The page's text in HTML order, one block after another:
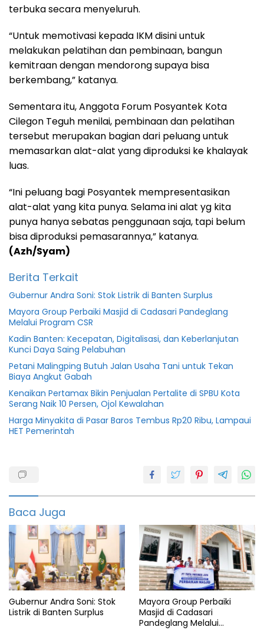
terbuka secara menyeluruh.
“Untuk memotivasi kepada IKM disini untuk
melakukan pelatihan dan pembinaan, bangun
kemitraan dengan mendorong supaya bisa
berkembang,” katanya.
Sementara itu, Anggota Forum Posyantek Kota
Cilegon Teguh menilai, pembinaan dan pelatihan
tersebut merupakan bagian dari peluang untuk
memasarkan alat-alat yang diproduksi ke khalayak
luas.
“Ini peluang bagi Posyantek mempresentasikan
alat-alat yang kita punya. Selama ini alat yg kita
punya hanya sebatas penggunaan saja, tapi belum
bisa diproduksi pemasarannya,” katanya.
(Azh/Syam)
Berita Terkait
Gubernur Andra Soni: Stok Listrik di Banten Surplus
Mayora Group Perbaiki Masjid di Cadasari Pandeglang
Melalui Program CSR
Kadin Banten: Kecepatan, Digitalisasi, dan Keberlanjutan
Kunci Daya Saing Pelabuhan
Petani Malingping Butuh Jalan Usaha Tani untuk Tekan
Biaya Angkut Gabah
Kenaikan Pertamax Bikin Penjualan Pertalite di SPBU Kota
Serang Naik 10 Persen, Ojol Kewalahan
Harga Minyakita di Pasar Baros Tembus Rp20 Ribu, Lampaui
HET Pemerintah
Cilegon
Logam
Wirausaha
Baca Juga
Gubernur Andra Soni: Stok
Listrik di Banten Surplus
Mayora Group Perbaiki
Masjid di Cadasari
Pandeglang Melalui